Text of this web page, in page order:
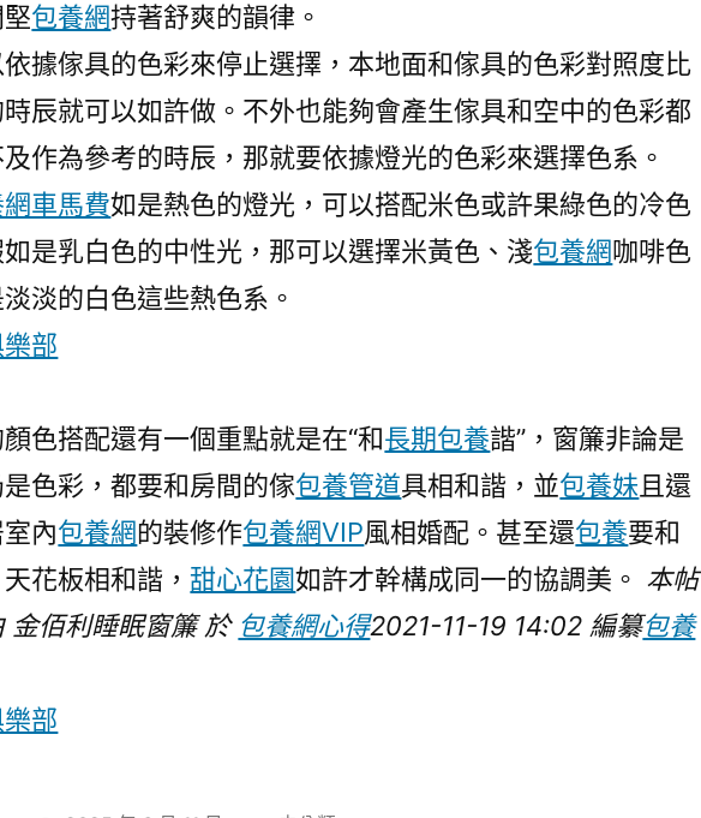
包養網持著舒爽的韻律。
據傢具的色彩來停止選擇，本地面和傢具的色彩對照度比
辰就可以如許做。不外也能夠會產生傢具和空中的色彩都
作為參考的時辰，那就要依據燈光的色彩來選擇色系。
車馬費如是熱色的燈光，可以搭配米色或許果綠色的冷色
是乳白色的中性光，那可以選擇米黃色、淺包養網咖啡色
淡的白色這些熱色系。
部
色搭配還有一個重點就是在“和長期包養諧”，窗簾非論是
色彩，都要和房間的傢包養管道具相和諧，並包養妹且還
內包養網的裝修作包養網VIP風相婚配。甚至還包養要和
花板相和諧，甜心花園如許才幹構成同一的協調美。 本帖
金佰利睡眠窗簾 於 包養網心得2021-11-19 14:02 編纂包養
部